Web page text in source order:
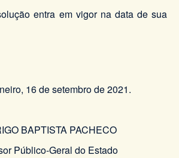
entra em vigor na data de sua
16 de setembro de 2021.
BAPTISTA PACHECO
Público-Geral do Estado